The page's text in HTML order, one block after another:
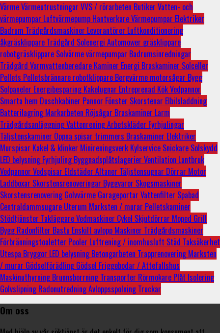
VärmeVärmeutrustningar VVS / rörarbeten Butiker Vatten- och
värmepumpar Luftvärmepump HantverkareVärmepumpar Elektriker
Badrum Trädgårdsmaskiner Leverantörer Luftkonditionering
åkgräsklippare Trädgård Solenergi Automower gräsklippare
robotgräsklippare Solvärmevärmepumpar Badrumsinredningar
Trädgård Varmvattenberedare Kaminer Energi Braskaminer Solceller
Pellets Pelletsbrännare robotklippare Bergvärme motorsågar Bygg
Solpaneler EnergibesparingKakelugnar Entreprenad KökVedpannor
Smarta hem Duschkabiner Pannor Fönster Skorstenar Elbilsladdning
BatterilagringMarkarbeten Röjsågar Braskaminer Larm
TrädgårdsanläggningVattenreningArbetskläder Fyrhjulingar
Täljstenskaminer Öppna spisar trimmers Braskaminer Elektriker
Murspisar Kakel & klinker Minireningsverk Kylservice Snickare Solskydd
LED belysningFyrhjulingByggnadsplåtslagerier Ventilation Lantbruk
Vedpannor Vedspisar Eldstäder Altaner Täljstensugnar Dörrar Motor
Laddboxar Skorstensrenoveringar Byggvaror Skogsmaskiner
SkorstensrenoveringGolvvärme Garageportar Vattenfilter Spabad
Centraldammsugare Uterum Marksten / murar Pelletskaminer
Stödtjänster TakläggareVedmaskiner Cykel Skjutdörrar Moped Grill
ByggRadonfilter Bastu Enskilt avlopp Maskiner Trädgårdsmaskiner
Förbränningstoaletter Pooler Luftrening / inomhusluft Städ Taksäkerhet
Utespa Bryggor LED belysningBetongarbeten TrapprenoveringMarksten
/ murar GödselförädlingGödsel Friggebodar / Attefallshus
MaskinuthyrningBrunnsborrningTransporter Rörmokare Plåt Isolering
GolvslipningRadonutredningAvloppsspolningTruckar
Om oss